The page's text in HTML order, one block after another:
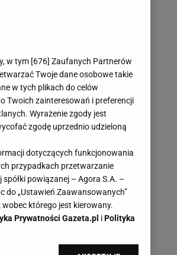
w tym [676] Zaufanych Partnerów
Twoje dane osobowe takie
w tych plikach do celów
Twoich zainteresowań i preferencji
Wyrażenie zgody jest
zgodę uprzednio udzieloną
dotyczących funkcjonowania
przypadkach przetwarzanie
powiązanej – Agora S.A. –
do „Ustawień Zaawansowanych”
którego jest kierowany.
Prywatności Gazeta.pl iPolityka